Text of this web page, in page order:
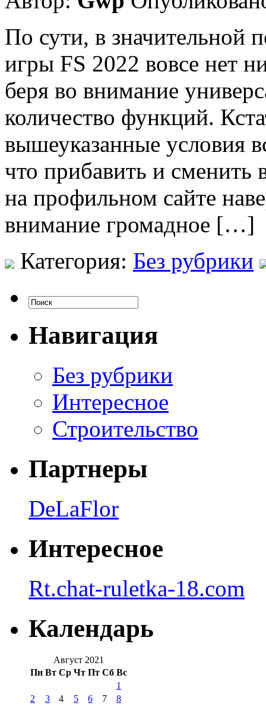
По сути, в значительной
игры FS 2022 вовсе нет
беря во внимание
количество функций.
вышеуказанные условия
что прибавить и
на профильном сайте
внимание громадное […]
Категория: Без рубрики
Навигация
Без рубрики
Интересное
Строительство
Партнеры
DeLaFlor
Интересное
Rt.chat-ruletka-18.com
Календарь
Август 2021
Пн Вт Ср Чт Пт Сб Вс
1
2
3 4 5 6 7 8